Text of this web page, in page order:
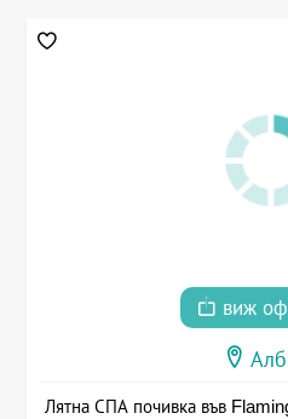
виж
Лятна СПА почивка във